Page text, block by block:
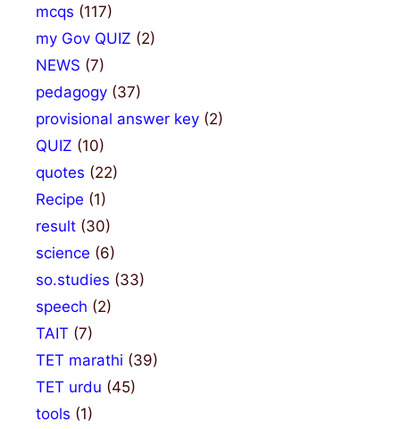
mcqs (117)
my Gov QUIZ (2)
NEWS (7)
pedagogy (37)
provisional answer key (2)
QUIZ (10)
quotes (22)
Recipe (1)
result (30)
science (6)
so.studies (33)
speech (2)
TAIT (7)
TET marathi (39)
TET urdu (45)
tools (1)